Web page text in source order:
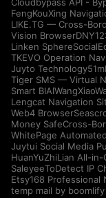
FengKouXing
LIKE.TG — Cross-
Vision Browser
Linken Sphere
TKEVO Operation
Juyto Technology
Tiger SMS — Virtual
Smart BIAI
Lengcat Navigation
Web4 Browser
Money SafeCross-
WhitePage
Juytui Social Media
HuanYuZhiLian All-
SaleyeeToDetect IP
Etsy168 Professional
temp mail by boomlify